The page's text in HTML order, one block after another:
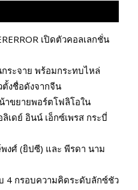
เปิดตัวคอลเลกชั่น
ระจาย พร้อมกระทบไหล่
ตั้งชื่อดังจากจีน
าขยายพอร์ตโฟลิโอใน
เดย์ อินน์ เอ็กซ์เพรส กระบี่
งศ์ (ยิปซี) และ พีรดา นาม
4 กรอบความคิดระดับลักซ์ชัว